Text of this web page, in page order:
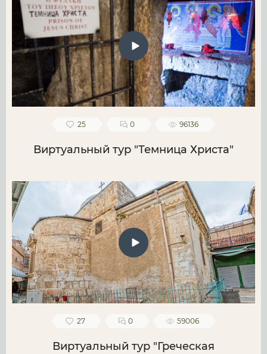
25 0 96136
Виртуальный тур "Темница Христа"
27 0 59006
Виртуальный тур "Греческая